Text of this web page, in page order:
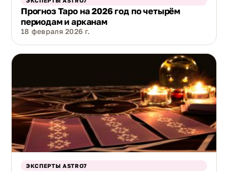
Прогноз Таро на 2026 год по четырём
периодам и арканам
18 февраля 2026 г.
ЭКСПЕРТЫ ASTRO7